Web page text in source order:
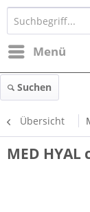
Menü
Suchen
Übersicht
MED